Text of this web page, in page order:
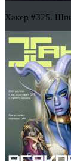
Хакер #325.